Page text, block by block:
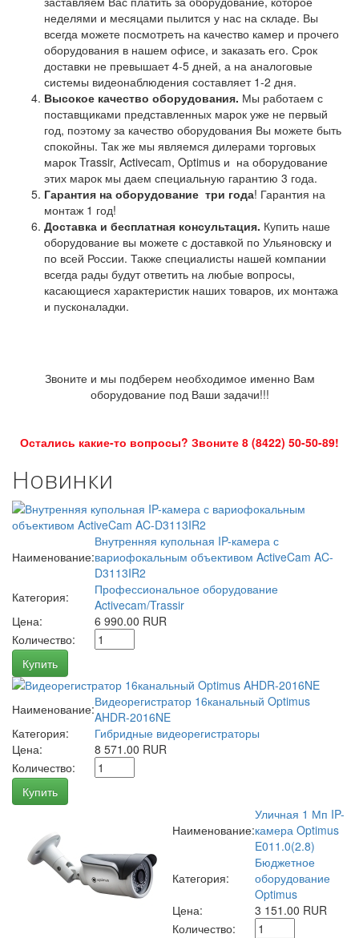
неделями и месяцами пылится у нас на складе. Вы
всегда можете посмотреть на качество камер и прочего
оборудования в нашем офисе, и заказать его. Срок
доставки не превышает 4-5 дней, а на аналоговые
системы видеонаблюдения составляет 1-2 дня.
Высокое качество оборудования. Мы работаем с
поставщиками представленных марок уже не первый
год, поэтому за качество оборудования Вы можете быть
спокойны. Так же мы являемся дилерами торговых
марок Trassir, Activecam, Optimus и на оборудование
этих марок мы даем специальную гарантию 3 года.
Гарантия на оборудование три года! Гарантия на
монтаж 1 год!
Доставка и бесплатная консультация. Купить наше
оборудование вы можете с доставкой по Ульяновску и
по всей России. Также специалисты нашей компании
всегда рады будут ответить на любые вопросы,
касающиеся характеристик наших товаров, их монтажа
и пусконаладки.
Звоните и мы подберем необходимое именно Вам
оборудование под Ваши задачи!!!
Остались какие-то вопросы? Звоните 8 (8422) 50-50-89!
Новинки
Наименование:
Внутренняя купольная IP-камера с
вариофокальным объективом ActiveCam AC-
D3113IR2
Категория:
Профессиональное оборудование
Activecam/Trassir
Цена:
6 990.00 RUR
Количество:
Купить
Наименование:Видеорегистратор 16канальный Optimus
AHDR-2016NE
Категория:
Гибридные видеорегистраторы
Цена:
8 571.00 RUR
Количество:
Купить
Наименование:
Уличная 1 Мп IP-
камера Optimus
E011.0(2.8)
Категория:
Бюджетное
оборудование
Optimus
Цена:
3 151.00 RUR
Количество: